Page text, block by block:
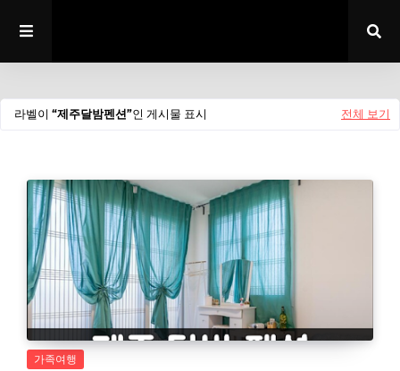
라벨이 제주달밤펜션 인 게시물 표시 전체 보기
가족여행